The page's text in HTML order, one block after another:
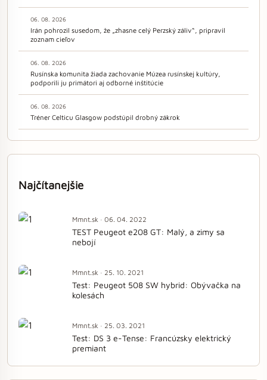
06. 08. 2026
Irán pohrozil susedom, že „zhasne celý Perzský záliv“, pripravil
zoznam cieľov
06. 08. 2026
Rusínska komunita žiada zachovanie Múzea rusínskej kultúry,
podporili ju primátori aj odborné inštitúcie
06. 08. 2026
Tréner Celticu Glasgow podstúpil drobný zákrok
Najčítanejšie
Mmnt.sk · 06. 04. 2022
TEST Peugeot e208 GT: Malý, a zimy sa
nebojí
Mmnt.sk · 25. 10. 2021
Test: Peugeot 508 SW hybrid: Obývačka na
kolesách
Mmnt.sk · 25. 03. 2021
Test: DS 3 e-Tense: Francúzsky elektrický
premiant